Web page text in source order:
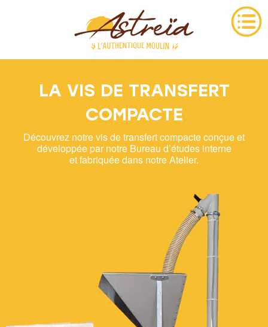
LA VIS DE TRANSFERT
COMPACTE
Découvrez notre vis de transfert compacte conçue et
développée par notre Bureau d’études interne
et fabriquée dans notre Atelier.